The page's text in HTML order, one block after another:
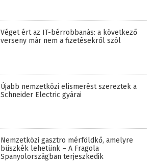
Véget ért az IT-bérrobbanás: a következő
verseny már nem a fizetésekről szól
Újabb nemzetközi elismerést szereztek a
Schneider Electric gyárai
Nemzetközi gasztro mérföldkő, amelyre
büszkék lehetünk – A Fragola
Spanyolországban terjeszkedik